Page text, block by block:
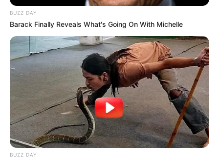
PRIX DE LA CHAMBRE DU DUC
Notre super base prono qui sera peut-être pour la plupart
des turfistes l’incontournable base fiable de ce quinté du
jour, suivi par notre coup de poker qui peut venir pimenter
les rapports et enfin le bruit de piste qui pourra comme le
coup de poker venir créer la surprise. Base + Bruit + Coup
de Poker pour un couplé, 2sur4 ou simple Gagnant placé
dans le Quinté du PMU.
Notre Base Prono:2 LOVE IS GOLD
Notre Coup de Poker:5 TIGRR
Le Bruit d’écurie:6 ALLURRE
BUZZ DAY
Barack Finally Reveals What's Going On With Michelle
BUZZ DAY